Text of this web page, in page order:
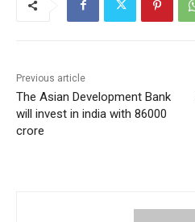
Previous article
The Asian Development Bank
will invest in india with 86000
crore